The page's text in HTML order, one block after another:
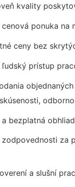
kvality
ponuka na
ceny bez
prístup
a bezplatná
zodpovednosti za
a slušní